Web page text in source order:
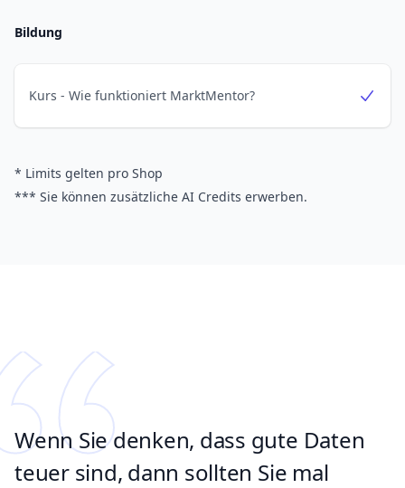
Bildung
Kurs - Wie funktioniert MarktMentor?
* Limits gelten pro Shop
*** Sie können zusätzliche AI Credits erwerben.
Wenn Sie denken, dass gute Daten
teuer sind, dann sollten Sie mal